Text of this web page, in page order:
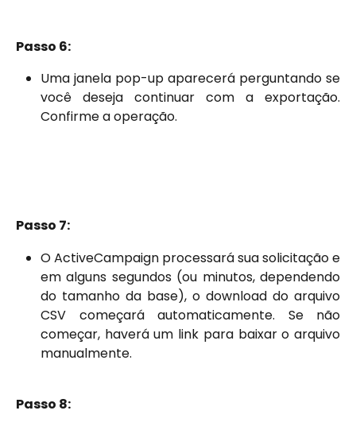
Passo 6:
Uma janela pop-up aparecerá perguntando se
você deseja continuar com a exportação.
Confirme a operação.
Passo 7:
O ActiveCampaign processará sua solicitação e
em alguns segundos (ou minutos, dependendo
do tamanho da base), o download do arquivo
CSV começará automaticamente. Se não
começar, haverá um link para baixar o arquivo
manualmente.
Passo 8: